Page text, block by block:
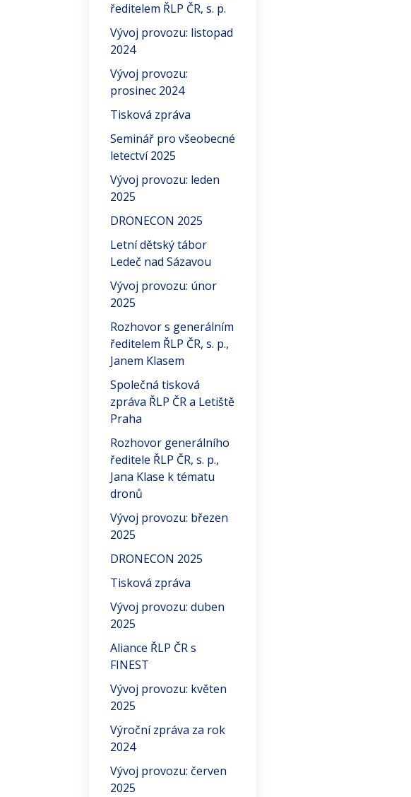
ředitelem ŘLP ČR, s. p.
Vývoj provozu: listopad
2024
Vývoj provozu:
prosinec 2024
Tisková zpráva
Seminář pro všeobecné
letectví 2025
Vývoj provozu: leden
2025
DRONECON 2025
Letní dětský tábor
Ledeč nad Sázavou
Vývoj provozu: únor
2025
Rozhovor s generálním
ředitelem ŘLP ČR, s. p.,
Janem Klasem
Společná tisková
zpráva ŘLP ČR a Letiště
Praha
Rozhovor generálního
ředitele ŘLP ČR, s. p.,
Jana Klase k tématu
dronů
Vývoj provozu: březen
2025
DRONECON 2025
Tisková zpráva
Vývoj provozu: duben
2025
Aliance ŘLP ČR s
FINEST
Vývoj provozu: květen
2025
Výroční zpráva za rok
2024
Vývoj provozu: červen
2025